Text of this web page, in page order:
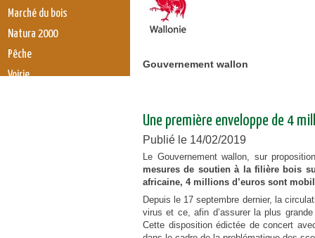
Gouvernement wallon
Une première enveloppe de 4
Publié le 14/02/2019
Le Gouvernement wallon, sur
mesures de soutien à la filière bois
africaine, 4 millions d’euros sont
Depuis le 17 septembre dernier, la
virus et ce, afin d’assurer la plus
Cette disposition édictée de concert
Marché du bois
Natura 2000
Pêche
Voirie